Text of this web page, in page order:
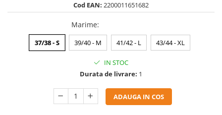
Cod EAN: 2200011651682
Marime:
37/38 - S 39/40 - M 41/42 - L 43/44 - XL
IN STOC
Durata de livrare: 1
ADAUGA IN COS